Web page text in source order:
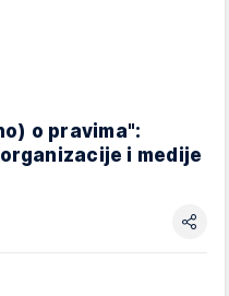
o pravima":
i medije